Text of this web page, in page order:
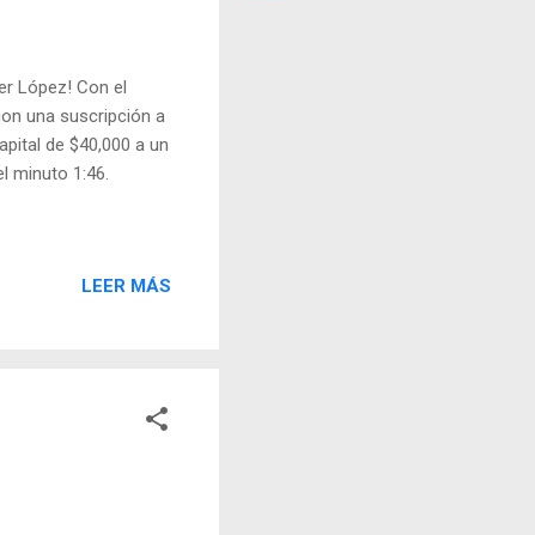
López! Con el
una suscripción a
de $40,000 a un
minuto 1:46.
LEER MÁS